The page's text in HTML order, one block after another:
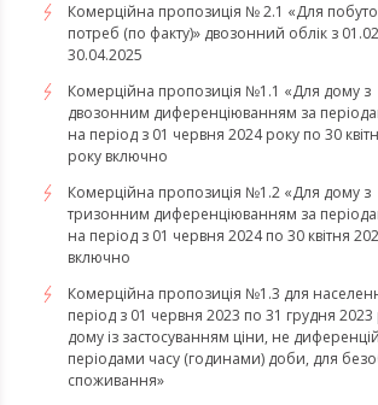
Комерційна пропозиція № 2.1 «Для
потреб (по факту)» двозонний облік з
30.04.2025
Комерційна пропозиція №1.1 «Для дому з
двозонним диференціюванням за
на період з 01 червня 2024 року по 30
року включно
Комерційна пропозиція №1.2 «Для дому з
тризонним диференціюванням за
на період з 01 червня 2024 по 30 квітня
включно
​​​​​​​Комерційна пропозиція №1.3 для
період з 01 червня 2023 по 31 грудня
дому із застосуванням ціни, не
періодами часу (годинами) доби, для
споживання»